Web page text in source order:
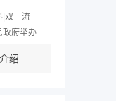
|双一流
政府举办
绍